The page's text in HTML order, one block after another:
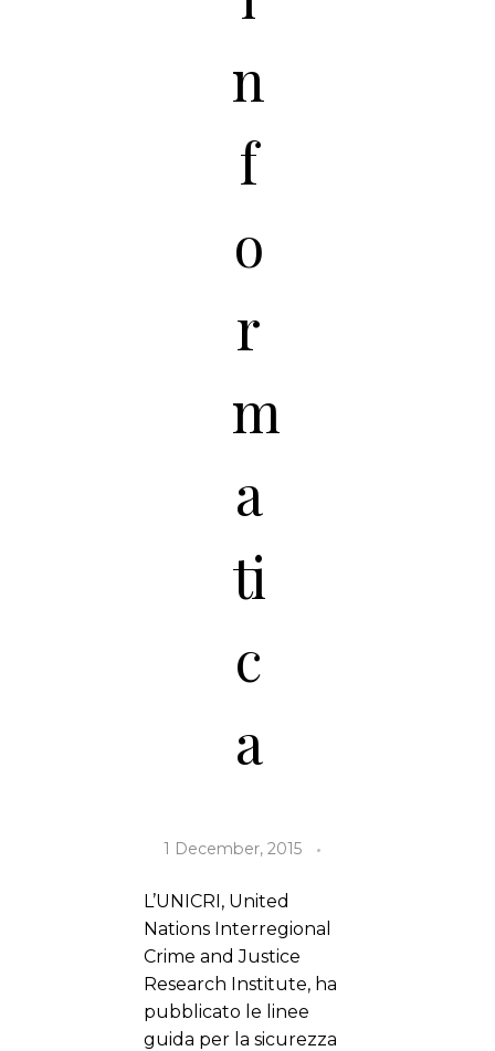
n
f
o
r
m
a
ti
c
a
1 December, 2015
L’UNICRI, United
Nations Interregional
Crime and Justice
Research Institute, ha
pubblicato le linee
guida per la sicurezza